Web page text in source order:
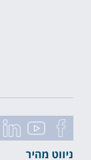
ניווט מהיר